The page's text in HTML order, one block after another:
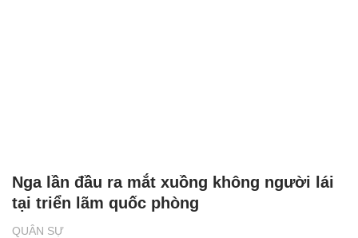
QUÂN SỰ
Nga lần đầu ra mắt xuồng không người lái
tại triển lãm quốc phòng